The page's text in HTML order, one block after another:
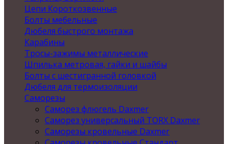
Цепи Короткозвенные
Болты мебельные
Дюбеля быстрого монтажа
Карабины
Тросы-зажимы металлические
Шпилька метровая, гайки и шайбы
Болты с шестигранной головкой
Дюбеля для термоизоляции
Саморезы
Саморез флюгель Daxmer
Саморез универсальный TORX Daxmer
Саморезы кровельные Daxmer